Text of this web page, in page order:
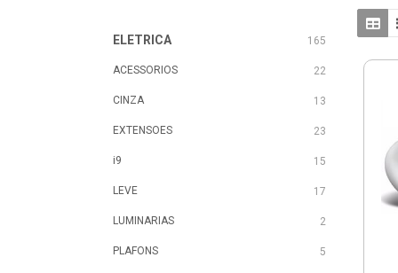
ELETRICA 165
ACESSORIOS 22
CINZA 13
EXTENSOES 23
i9 15
LEVE 17
LUMINARIAS 2
PLAFONS 5